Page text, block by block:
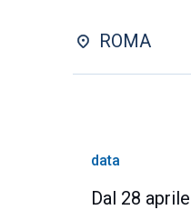
ROMA
data
Dal 28